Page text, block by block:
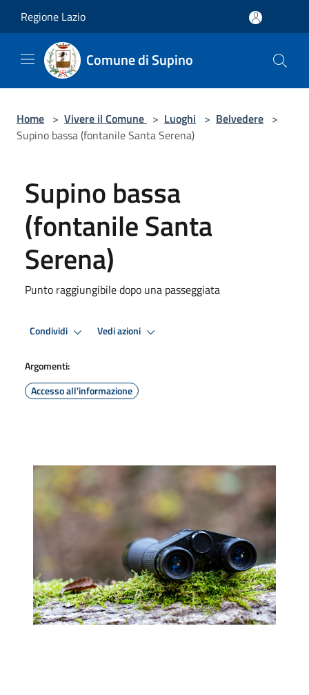
Regione Lazio
Comune di Supino
Home > Vivere il Comune > Luoghi > Belvedere >
Supino bassa (fontanile Santa Serena)
Supino bassa
(fontanile Santa
Serena)
Punto raggiungibile dopo una passeggiata
Condividi Vedi azioni
Argomenti:
Accesso all'informazione